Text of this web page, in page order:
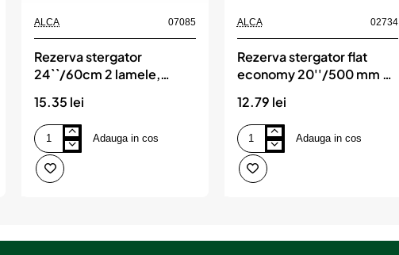
ALCA 07085
Rezerva stergator
24``/60cm 2 lamele,
15.35 lei
Rezerva
stergator
24``/60cm
2
Adauga in cos
ALCA 02734
Rezerva stergator flat
economy 20''/500 mm 2
12.79 lei
Rezerva
stergator
flat
economy
ALCA
Adauga in cos